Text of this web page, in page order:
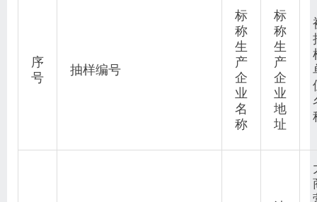
序
号
抽样编号
标
称
生
产
企
业
名
称
标
称
生
产
企
业
地
址